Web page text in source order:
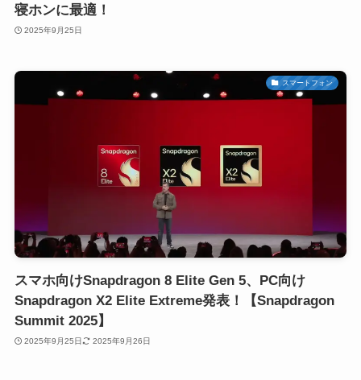
寝ホンに最適！
2025年9月25日
スマートフォン
スマホ向けSnapdragon 8 Elite Gen 5、PC向け
Snapdragon X2 Elite Extreme発表！【Snapdragon
Summit 2025】
2025年9月25日 2025年9月26日